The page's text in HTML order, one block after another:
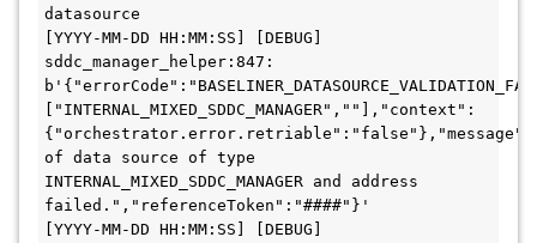
datasource
[YYYY-MM-DD HH:MM:SS] [DEBUG]
sddc_manager_helper:847:
["INTERNAL_MIXED_SDDC_MANAGER",""],"context":
of data source of type
INTERNAL_MIXED_SDDC_MANAGER and address
failed.","referenceToken":"####"}'
[YYYY-MM-DD HH:MM:SS] [DEBUG]